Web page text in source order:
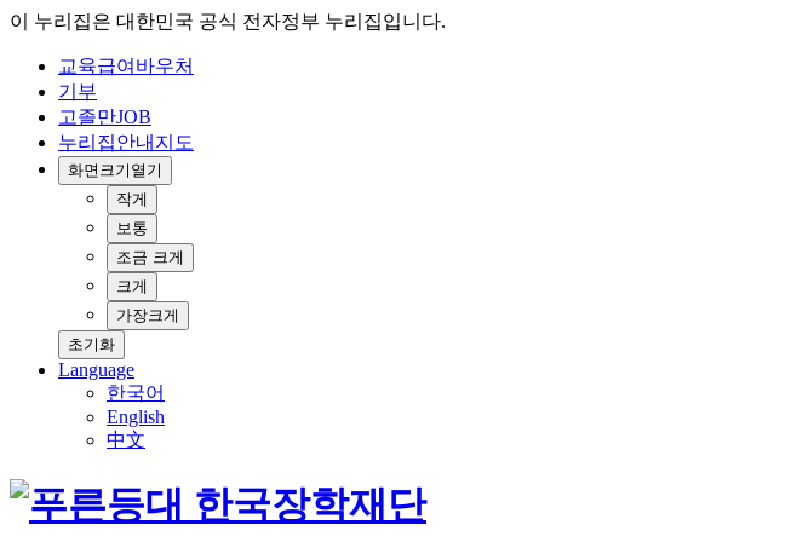
이 누리집은 대한민국 공식 전자정부 누리집입니다.
교육급여바우처
기부
고졸만JOB
누리집안내지도
화면크기 열기
작게
보통
조금 크게
크게
가장크게
초기화
Language
한국어
English
中文